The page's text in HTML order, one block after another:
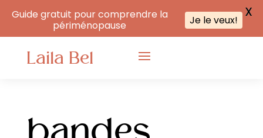
Laila Bel
Guide gratuit pour comprendre la
périménopause
Je le veux! X